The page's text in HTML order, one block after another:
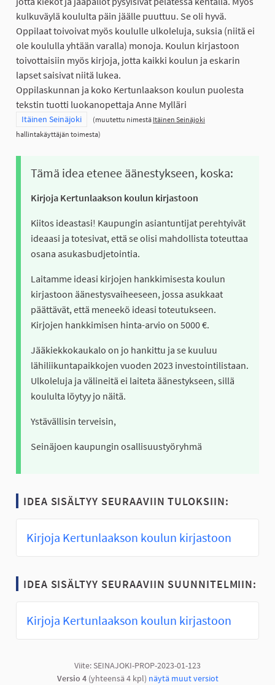
kulkuväylä koululta päin jäälle puuttuu. Se oli hyvä.
Oppilaat toivoivat myös koululle ulkoleluja, suksia (niitä ei
ole koululla yhtään varalla) monoja. Koulun kirjastoon
toivottaisiin myös kirjoja, jotta kaikki koulun ja eskarin
lapset saisivat niitä lukea.
Oppilaskunnan ja koko Kertunlaakson koulun puolesta
tekstin tuotti luokanopettaja Anne Mylläri
Rajaa tulokset teeman mukaan: Itäinen Seinäjoki
Itäinen Seinäjoki (muutettu nimestä Itäinen Seinäjoki
hallintakäyttäjän toimesta)
Tämä idea etenee äänestykseen, koska:
Kirjoja Kertunlaakson koulun kirjastoon
Kiitos ideastasi! Kaupungin asiantuntijat perehtyivät
ideaasi ja totesivat, että se olisi mahdollista toteuttaa
osana asukasbudjetointia.
Laitamme ideasi kirjojen hankkimisesta koulun
kirjastoon äänestysvaiheeseen, jossa asukkaat
päättävät, että meneekö ideasi toteutukseen.
Kirjojen hankkimisen hinta-arvio on 5000 €.
Jääkiekkokaukalo on jo hankittu ja se kuuluu
lähiliikuntapaikkojen vuoden 2023 investointilistaan.
Ulkoleluja ja välineitä ei laiteta äänestykseen, sillä
koululta löytyy jo näitä.
Ystävällisin terveisin,
Seinäjoen kaupungin osallisuustyöryhmä
IDEA SISÄLTYY SEURAAVIIN TULOKSIIN:
Kirjoja Kertunlaakson koulun kirjastoon
IDEA SISÄLTYY SEURAAVIIN SUUNNITELMIIN:
Kirjoja Kertunlaakson koulun kirjastoon
Viite: SEINAJOKI-PROP-2023-01-123
Versio 4(yhteensä 4 kpl) näytä muut versiot